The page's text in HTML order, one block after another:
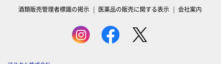
酒類販売管理者標識の掲示
医薬品の販売に関する表示 会社案内